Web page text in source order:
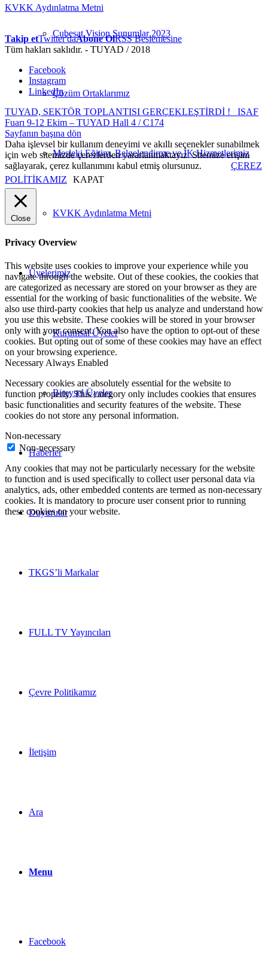
Cubesat Vision Sunumlar 2023
Çözüm Ortaklarımız
Mesleki Eğitim, Belgelendirme ve İK Hizmetlerimiz
KVKK Aydınlatma Metni
Üyelerimiz
Kurumsal Üyeler
Bireysel Üyeler
Haberler
Duyurular
TKGS’li Markalar
FULL TV Yayıncıları
Çevre Politikamız
İletişim
Ara
Menu
Facebook
KVKK Aydınlatma Metni
Takip etTwitter'daAbone OlRSS Beslemesine
Tüm hakları saklıdır. - TUYAD / 2018
Facebook
Instagram
LinkedIn
TUYAD, SEKTÖR TOPLANTISI GERÇEKLEŞTİRDİ !
ISAF
Fuarı 9-12 Ekim – TUYAD Hall 4 / C174
Sayfanın başına dön
Daha işlevsel bir kullanım deneyimi ve akıllı seçenekler sunabilmek
için web sitemizde çerezlerden yararlanmaktayız. Sitemize erişim
sağlayarak, çerez kullanımını kabul etmiş olursunuz.
ÇEREZ
POLİTİKAMIZ
KAPAT
Close
Privacy Overview
This website uses cookies to improve your experience while you
navigate through the website. Out of these cookies, the cookies that
are categorized as necessary are stored on your browser as they are
essential for the working of basic functionalities of the website. We
also use third-party cookies that help us analyze and understand how
you use this website. These cookies will be stored in your browser
only with your consent. You also have the option to opt-out of these
cookies. But opting out of some of these cookies may have an effect
on your browsing experience.
Necessary Always Enabled
Necessary cookies are absolutely essential for the website to
function properly. This category only includes cookies that ensures
basic functionalities and security features of the website. These
cookies do not store any personal information.
Non-necessary
Non-necessary
Any cookies that may not be particularly necessary for the website
to function and is used specifically to collect user personal data via
analytics, ads, other embedded contents are termed as non-necessary
cookies. It is mandatory to procure user consent prior to running
these cookies on your website.